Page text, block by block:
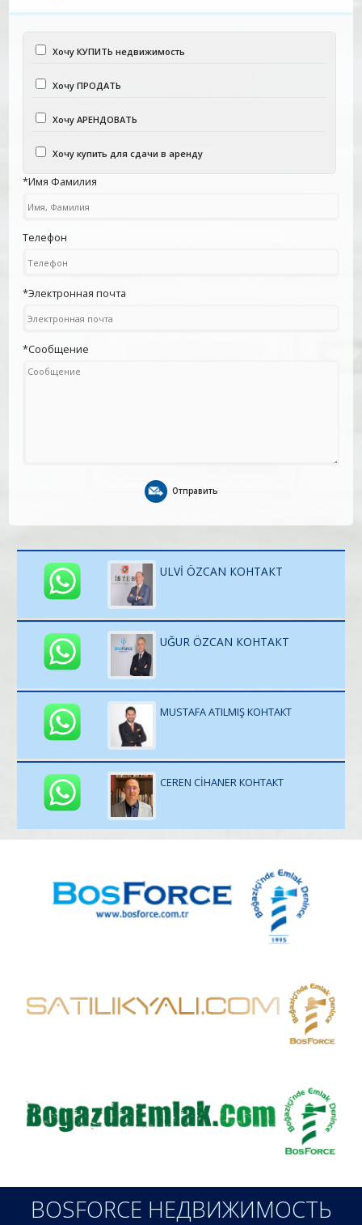
Хочу КУПИТЬ недвижимость
Хочу ПРОДАТЬ
Хочу АРЕНДОВАТЬ
Хочу купить для сдачи в аренду
*Имя Фамилия
Телефон
*Электронная почта
*Сообщение
Отправить
ULVİ ÖZCAN КОНТАКТ
UĞUR ÖZCAN КОНТАКТ
MUSTAFA ATILMIŞ КОНТАКТ
CEREN CİHANER КОНТАКТ
BOSFORCE НЕДВИЖИМОСТЬ